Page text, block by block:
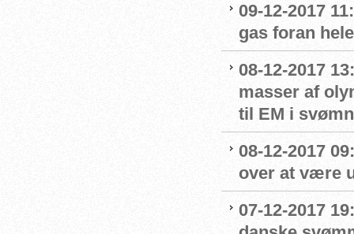
09-12-2017
gas foran
08-12-2017
masser af
til EM i
08-12-2017
over at være
07-12-2017